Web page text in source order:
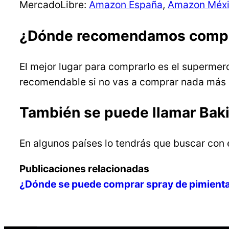
MercadoLibre: Amazon España, Amazon
¿Dónde recomendamos
El mejor lugar para comprarlo es el
recomendable si no vas a comprar nada
También se puede llamar
En algunos países lo tendrás que buscar
Publicaciones relacionadas
¿Dónde se puede comprar spray de